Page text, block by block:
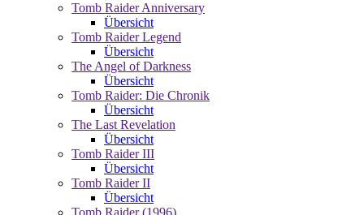
Tomb Raider Anniversary
Übersicht
Tomb Raider Legend
Übersicht
The Angel of Darkness
Übersicht
Tomb Raider: Die Chronik
Übersicht
The Last Revelation
Übersicht
Tomb Raider III
Übersicht
Tomb Raider II
Übersicht
Tomb Raider (1996)